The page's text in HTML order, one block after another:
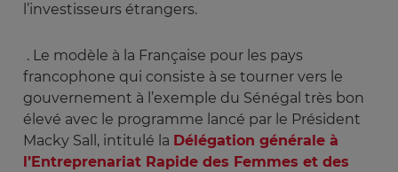
l’investisseurs étrangers.
. Le modèle à la Française pour les pays
francophone qui consiste à se tourner vers le
gouvernement à l’exemple du Sénégal très bon
élevé avec le programme lancé par le Président
Macky Sall, intitulé la Délégation générale à
l’Entreprenariat Rapide des Femmes et des